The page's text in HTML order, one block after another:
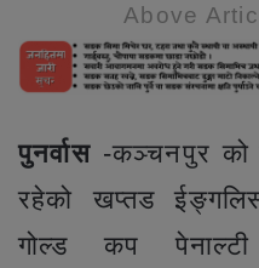
Above
पुनर्वास-कञ्चनपुर को
रहेको खप्तड
गोल्ड कप